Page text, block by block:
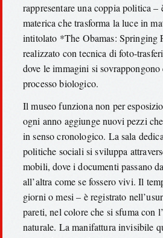
rappresentare una coppia politica –
materica che trasforma la luce in
intitolato *The Obamas: Springing
realizzato con tecnica di foto-
dove le immagini si
processo biologico.
Il museo funziona non per
ogni anno aggiunge nuovi pezzi
in senso cronologico. La sala
politiche sociali si sviluppa
mobili, dove i documenti passano
all’altra come se fossero vivi. Il
giorni o mesi – è registrato
pareti, nel colore che si sfuma con
naturale. La manifattura invisibile